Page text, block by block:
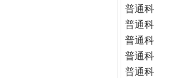
普通科
普通科
普通科
普通科
普通科